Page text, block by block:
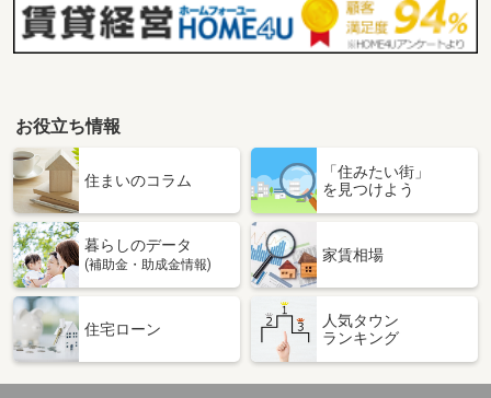
お役立ち情報
住まいのコラム
「住みたい街」
を見つけよう
暮らしのデータ
(補助金・助成金情報)
家賃相場
住宅ローン
人気タウン
ランキング